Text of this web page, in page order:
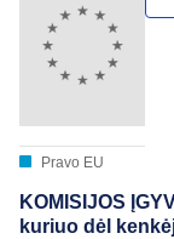
Pravo EU
KOMISIJOS
kuriuo dėl